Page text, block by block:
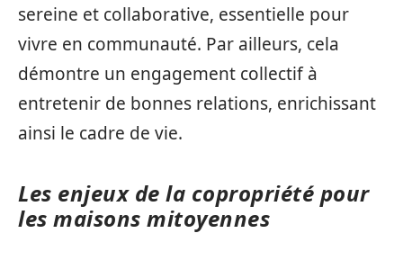
sereine et collaborative, essentielle pour
vivre en communauté. Par ailleurs, cela
démontre un engagement collectif à
entretenir de bonnes relations, enrichissant
ainsi le cadre de vie.
Les enjeux de la copropriété pour
les maisons mitoyennes